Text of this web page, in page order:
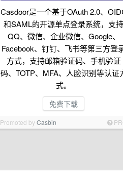
Casdoor是一个基于OAuth 2.0、
和SAML的开源单点登录系统，支持
QQ、微信、企业微信、Google、
Facebook、钉钉、飞书等第三方登
方式，支持邮箱验证码、手机验证
码、TOTP、MFA、人脸识别等认证
式。
免费下载
Promoted byCasbin